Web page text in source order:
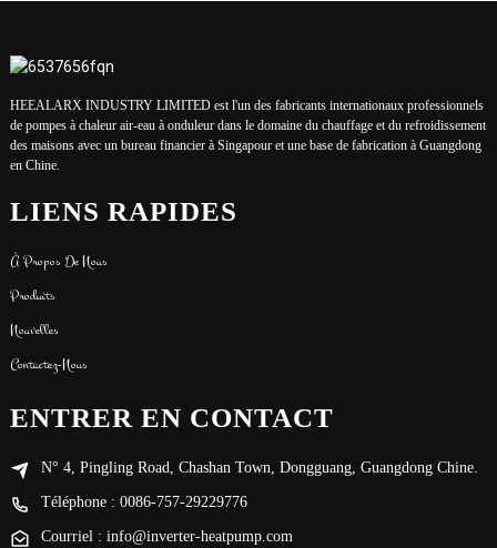
HEEALARX INDUSTRY LIMITED est l'un des fabricants internationaux professionnels
de pompes à chaleur air-eau à onduleur dans le domaine du chauffage et du refroidissement
des maisons avec un bureau financier à Singapour et une base de fabrication à Guangdong
en Chine.
LIENS RAPIDES
À Propos De Nous
Produits
Nouvelles
Contactez-Nous
ENTRER EN CONTACT
N° 4, Pingling Road, Chashan Town, Dongguang, Guangdong Chine.
Téléphone : 0086-757-29229776
Courriel : info@inverter-heatpump.com